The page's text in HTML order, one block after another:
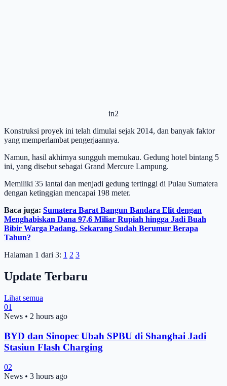
in2
Konstruksi proyek ini telah dimulai sejak 2014, dan banyak faktor
yang memperlambat pengerjaannya.
Namun, hasil akhirnya sungguh memukau. Gedung hotel bintang 5
ini, yang disebut sebagai Grand Mercure Lampung.
Memiliki 35 lantai dan menjadi gedung tertinggi di Pulau Sumatera
dengan ketinggian mencapai 198 meter.
Baca juga: Sumatera Barat Bangun Bandara Elit dengan
Menghabiskan Dana 97,6 Miliar Rupiah hingga Jadi Buah
Bibir Warga Padang, Sekarang Sudah Berumur Berapa
Tahun?
Halaman 1 dari 3: 1 2 3
Update Terbaru
Lihat semua
01
News • 2 hours ago
BYD dan Sinopec Ubah SPBU di Shanghai Jadi
Stasiun Flash Charging
02
News • 3 hours ago